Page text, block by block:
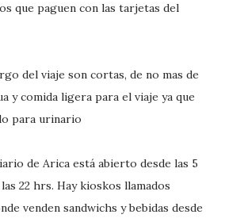
que paguen con las tarjetas del
del viaje son cortas, de no mas de
y comida ligera para el viaje ya que
para urinario
de Arica está abierto desde las 5
22 hrs. Hay kioskos llamados
venden sandwichs y bebidas desde